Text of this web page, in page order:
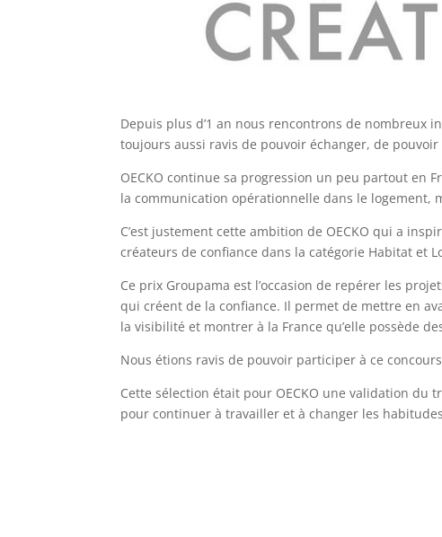
Depuis plus d’1 an nous rencontrons de nombreux
toujours aussi ravis de pouvoir échanger, de
OECKO continue sa progression un peu partout en
la communication opérationnelle dans le logement,
C’est justement cette ambition de OECKO qui a
créateurs de confiance dans la catégorie Habitat et
Ce prix Groupama est l’occasion de repérer les
qui créent de la confiance. Il permet de mettre en
la visibilité et montrer à la France qu’elle possède
Nous étions ravis de pouvoir participer à ce
Cette sélection était pour OECKO une validation du
pour continuer à travailler et à changer les